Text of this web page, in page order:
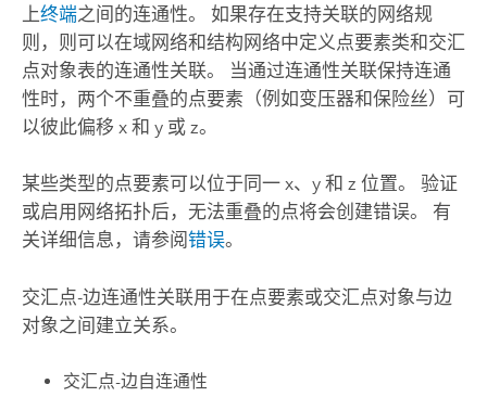
上终端之间的连通性。 如果存在支持关联的网络规
则，则可以在域网络和结构网络中定义点要素类和交汇
点对象表的连通性关联。 当通过连通性关联保持连通
性时，两个不重叠的点要素（例如变压器和保险丝）可
以彼此偏移 x 和 y 或 z。
某些类型的点要素可以位于同一 x、y 和 z 位置。 验证
或启用网络拓扑后，无法重叠的点将会创建错误。 有
关详细信息，请参阅错误。
交汇点-边连通性关联用于在点要素或交汇点对象与边
对象之间建立关系。
交汇点-边自连通性